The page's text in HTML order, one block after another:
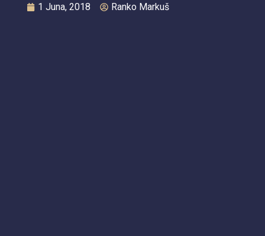
1 Juna, 2018 Ranko Markuš